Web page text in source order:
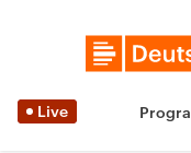
Live